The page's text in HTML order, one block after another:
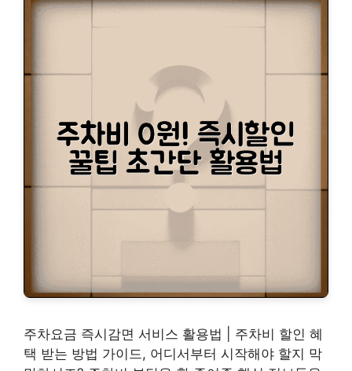
주차요금 즉시감면 서비스 활용법 | 주차비 할인 혜
택 받는 방법 가이드, 어디서부터 시작해야 할지 막